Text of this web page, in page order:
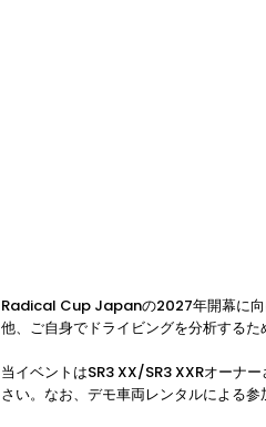
Radical Cup Japanの2027年開幕に向
他、ご自身でドライビングを分析する
当イベントはSR3 XX/SR3 XXRオーナ
さい。なお、デモ車両レンタルによる